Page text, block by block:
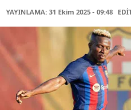
YAYINLAMA: 31 Ekim 2025 - 09:48